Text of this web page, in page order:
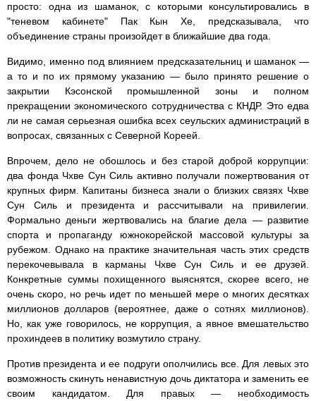
просто: одна из шаманок, с которыми консультировались в
"теневом кабинете" Пак Кын Хе, предсказывала, что
объединение страны произойдет в ближайшие два года.
Видимо, именно под влиянием предсказательниц и шаманок —
а то и по их прямому указанию — было принято решение о
закрытии Кэсонской промышленной зоны и полном
прекращении экономического сотрудничества с КНДР. Это едва
ли не самая серьезная ошибка всех сеульских администраций в
вопросах, связанных с Северной Кореей.
Впрочем, дело не обошлось и без старой доброй коррупции:
два фонда Чхве Сун Силь активно получали пожертвования от
крупных фирм. Капитаны бизнеса знали о близких связях Чхве
Сун Силь и президента и рассчитывали на привилегии.
Формально деньги жертвовались на благие дела — развитие
спорта и пропаганду южнокорейской массовой культуры за
рубежом. Однако на практике значительная часть этих средств
перекочевывала в карманы Чхве Сун Силь и ее друзей.
Конкретные суммы похищенного выяснятся, скорее всего, не
очень скоро, но речь идет по меньшей мере о многих десятках
миллионов долларов (вероятнее, даже о сотнях миллионов).
Но, как уже говорилось, не коррупция, а явное вмешательство
прохиндеев в политику возмутило страну.
Против президента и ее подруги ополчились все. Для левых это
возможность скинуть ненавистную дочь диктатора и заменить ее
своим кандидатом. Для правых — необходимость